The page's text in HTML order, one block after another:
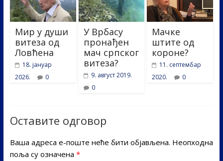
Мир у души
витеза од
Ловћена
18. јануар
2026.
0
У Врбасу
пронађен
мач српског
витеза?
9. август 2019.
0
Мачке
штите од
короне?
11. септембар
2020.
0
Оставите одговор
Ваша адреса е-поште неће бити објављена. Неопходна
поља су означена *